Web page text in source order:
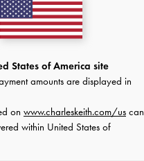
States of America site
amounts are displayed in
on www.charleskeith.com/us can
within United States of